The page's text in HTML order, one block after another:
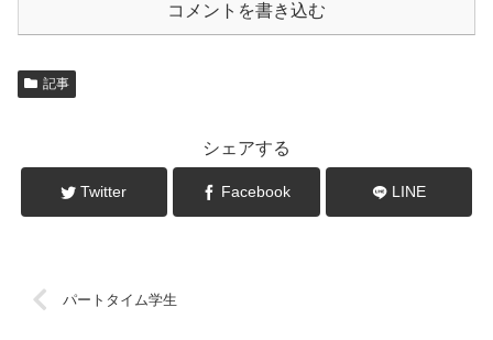
コメントを書き込む
記事
シェアする
Twitter Facebook LINE
パートタイム学生